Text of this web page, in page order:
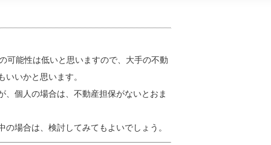
可能性は低いと思いますので、大手の不動
いかと思います。
個人の場合は、不動産担保がないとおま
場合は、検討してみてもよいでしょう。